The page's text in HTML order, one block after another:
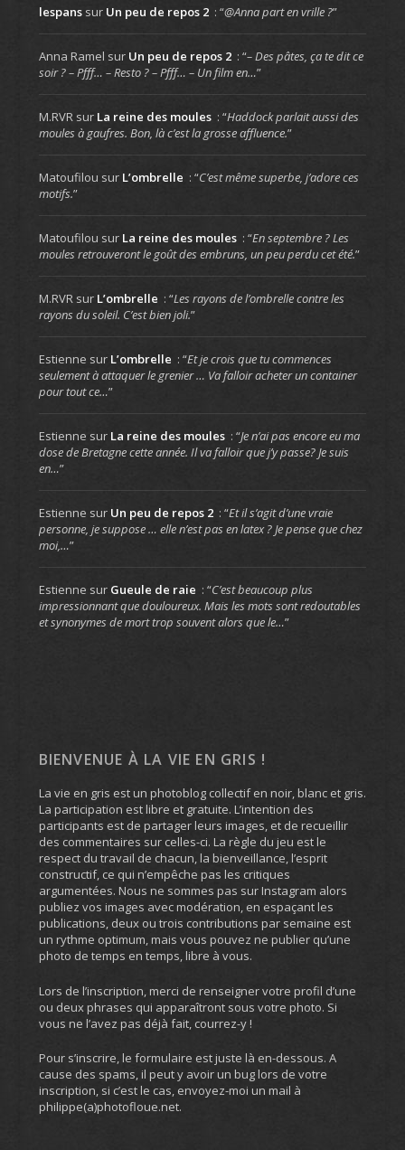
lespanssur Un peu de repos 2 : “@Anna part en vrille ?”
Anna Ramel sur Un peu de repos 2 : “– Des pâtes, ça te dit ce
soir ? – Pfff… – Resto ? – Pfff… – Un film en…”
M.RVRsur La reine des moules : “Haddock parlait aussi des
moules à gaufres. Bon, là c’est la grosse affluence.”
Matoufilou sur L’ombrelle : “C’est même superbe, j’adore ces
motifs.”
Matoufilou sur La reine des moules : “En septembre ? Les
moules retrouveront le goût des embruns, un peu perdu cet été.”
M.RVRsur L’ombrelle : “Les rayons de l’ombrelle contre les
rayons du soleil. C’est bien joli.”
Estienne sur L’ombrelle : “Et je crois que tu commences
seulement à attaquer le grenier … Va falloir acheter un container
pour tout ce…”
Estienne sur La reine des moules : “Je n’ai pas encore eu ma
dose de Bretagne cette année. Il va falloir que j’y passe? Je suis
en…”
Estienne sur Un peu de repos 2 : “Et il s’agit d’une vraie
personne, je suppose … elle n’est pas en latex ? Je pense que chez
moi,…”
Estienne sur Gueule de raie : “C’est beaucoup plus
impressionnant que douloureux. Mais les mots sont redoutables
et synonymes de mort trop souvent alors que le…”
BIENVENUE À LA VIE EN GRIS !
La vie en gris est un photoblog collectif en noir, blanc et gris.
La participation est libre et gratuite. L’intention des
participants est de partager leurs images, et de recueillir
des commentaires sur celles-ci. La règle du jeu est le
respect du travail de chacun, la bienveillance, l’esprit
constructif, ce qui n’empêche pas les critiques
argumentées. Nous ne sommes pas sur Instagram alors
publiez vos images avec modération, en espaçant les
publications, deux ou trois contributions par semaine est
un rythme optimum, mais vous pouvez ne publier qu’une
photo de temps en temps, libre à vous.
Lors de l’inscription, merci de renseigner votre profil d’une
ou deux phrases qui apparaîtront sous votre photo. Si
vous ne l’avez pas déjà fait, courrez-y !
Pour s’inscrire, le formulaire est juste là en-dessous. A
cause des spams, il peut y avoir un bug lors de votre
inscription, si c’est le cas, envoyez-moi un mail à
philippe(a)photofloue.net.